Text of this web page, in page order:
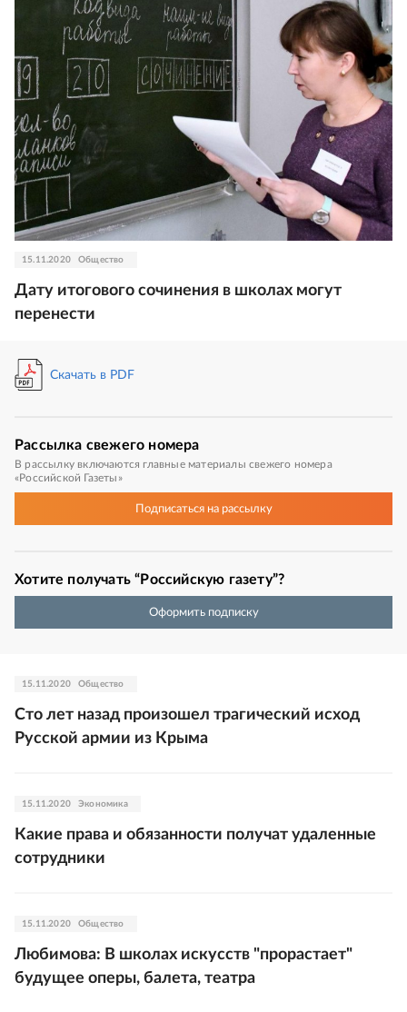
15.11.2020 Общество
Дату итогового сочинения в школах могут
перенести
Скачать в PDF
Рассылка свежего номера
В рассылку включаются главные материалы свежего номера
«Российской Газеты»
Подписатьсяна рассылку
Хотите получать “Российскую газету”?
Оформить подписку
15.11.2020 Общество
Сто лет назад произошел трагический исход
Русской армии из Крыма
15.11.2020 Экономика
Какие права и обязанности получат удаленные
сотрудники
15.11.2020 Общество
Любимова: В школах искусств "прорастает"
будущее оперы, балета, театра